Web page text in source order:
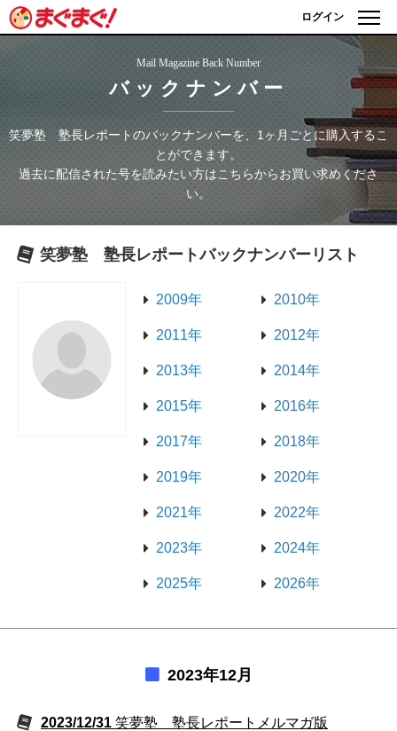
ログイン
Mail Magazine Back Number
バックナンバー
笑夢塾 塾長レポートのバックナンバーを、1ヶ月ごとに購入するこ
とができます。
過去に配信された号を読みたい方はこちらからお買い求めくださ
い。
笑夢塾 塾長レポートバックナンバーリスト
2009年 2010年
2011年 2012年
2013年 2014年
2015年 2016年
2017年 2018年
2019年 2020年
2021年 2022年
2023年 2024年
2025年 2026年
2023年12月
2023/12/31 笑夢塾 塾長レポートメルマガ版